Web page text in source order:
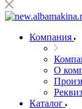
Компания
О
Каталог